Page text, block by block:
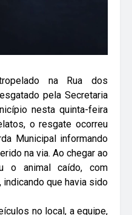
na Rua dos
pela Secretaria
nesta quinta-feira
o resgate ocorreu
Municipal informando
na via. Ao chegar ao
o animal caído, com
que havia sido
no local, a equipe,